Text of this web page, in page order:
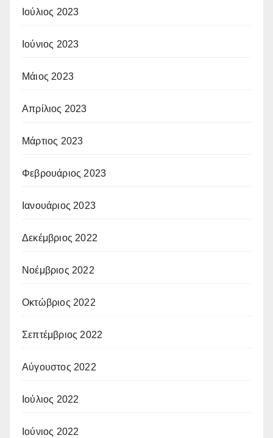
Ιούλιος 2023
Ιούνιος 2023
Μάιος 2023
Απρίλιος 2023
Μάρτιος 2023
Φεβρουάριος 2023
Ιανουάριος 2023
Δεκέμβριος 2022
Νοέμβριος 2022
Οκτώβριος 2022
Σεπτέμβριος 2022
Αύγουστος 2022
Ιούλιος 2022
Ιούνιος 2022